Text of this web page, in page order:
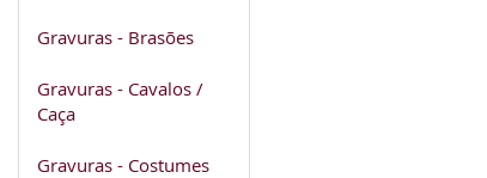
Gravuras - Brasões
Gravuras - Cavalos /
Caça
Gravuras - Costumes